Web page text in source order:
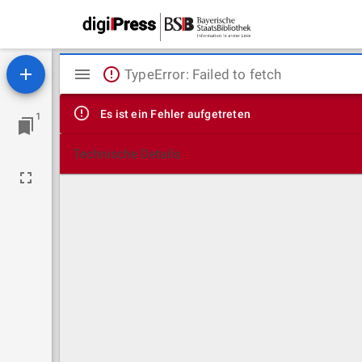
1
Mirador
Viewer
TypeError: Failed to fetch
Es ist ein Fehler aufgetreten
Technische Details